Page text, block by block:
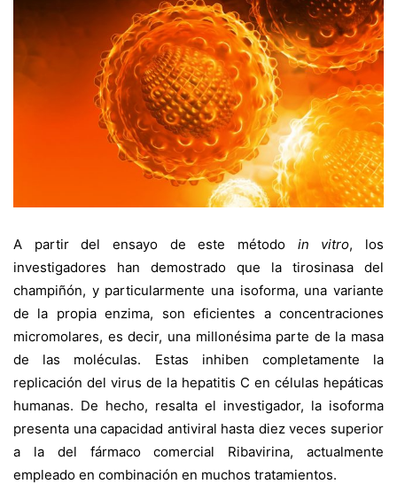
A partir del ensayo de este método in vitro, los
investigadores han demostrado que la tirosinasa del
champiñón, y particularmente una isoforma, una variante
de la propia enzima, son eficientes a concentraciones
micromolares, es decir, una millonésima parte de la masa
de las moléculas. Estas inhiben completamente la
replicación del virus de la hepatitis C en células hepáticas
humanas. De hecho, resalta el investigador, la isoforma
presenta una capacidad antiviral hasta diez veces superior
a la del fármaco comercial Ribavirina, actualmente
empleado en combinación en muchos tratamientos.